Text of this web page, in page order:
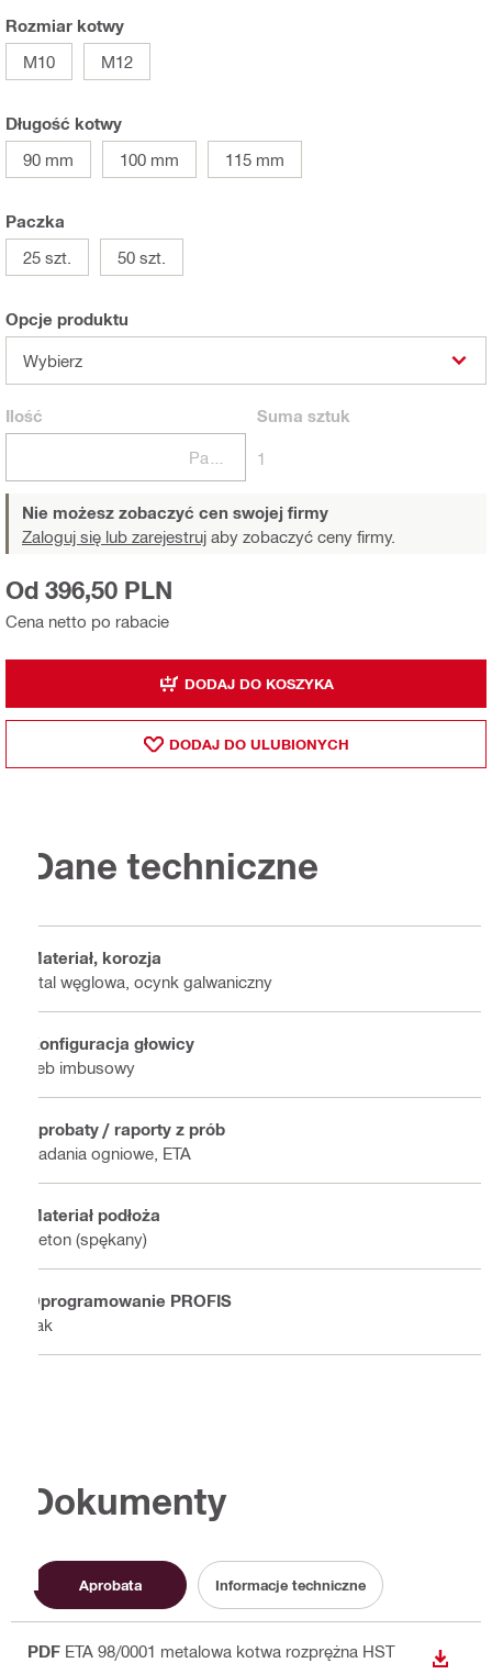
Rozmiar kotwy
M10
M12
Długość kotwy
90 mm
100 mm 115 mm
Paczka
25 szt.
50 szt.
Opcje produktu
Wybierz
Ilość Suma sztuk
1
Nie możesz zobaczyć cen swojej firmy
Zaloguj się lub zarejestruj aby zobaczyć ceny firmy.
Cena netto po rabacie
Od 396,50 PLN
DODAJ DO KOSZYKA
DODAJ DO ULUBIONYCH
Dane techniczne
Materiał, korozja
Stal węglowa, ocynk galwaniczny
Konfiguracja głowicy
Łeb imbusowy
Aprobaty / raporty z prób
Badania ogniowe, ETA
Materiał podłoża
Beton (spękany)
Oprogramowanie PROFIS
Tak
Dokumenty
Aprobata Informacje techniczne
PDF ETA 98/0001 metalowa kotwa rozprężna HST